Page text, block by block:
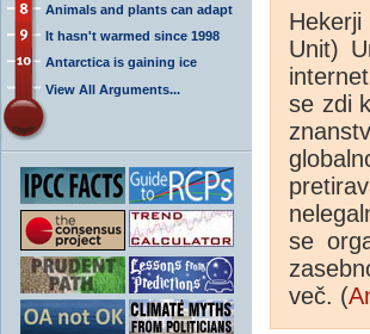
Animals and plants can adapt
It hasn't warmed since 1998
Antarctica is gaining ice
View All Arguments...
Unit)
se zdi
se
več. (